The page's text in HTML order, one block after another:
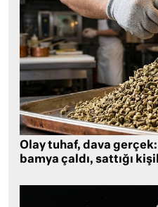
Olay tuhaf, dava
bamya çaldı, sattığı